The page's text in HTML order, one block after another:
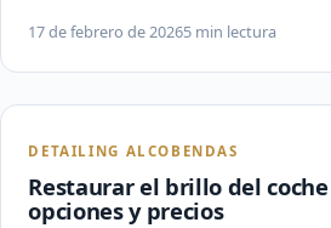
17 de febrero de 20265 min lectura
DETAILING ALCOBENDAS
Restaurar el brillo del
opciones y precios